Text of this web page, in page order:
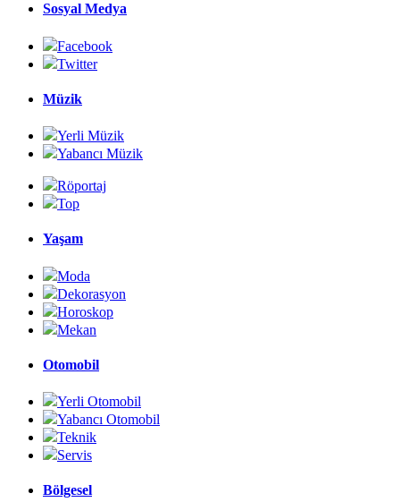
Sosyal Medya
Facebook
Twitter
Müzik
Yerli Müzik
Yabancı Müzik
Röportaj
Top
Yaşam
Moda
Dekorasyon
Horoskop
Mekan
Otomobil
Yerli Otomobil
Yabancı Otomobil
Teknik
Servis
Bölgesel